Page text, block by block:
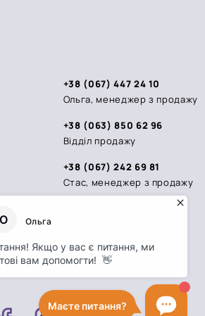
+38 (067) 447 24 10
Ольга, менеджер з продажу
+38 (063) 850 62 96
Відділ продажу
+38 (067) 242 69 81
Стас, менеджер з продажу